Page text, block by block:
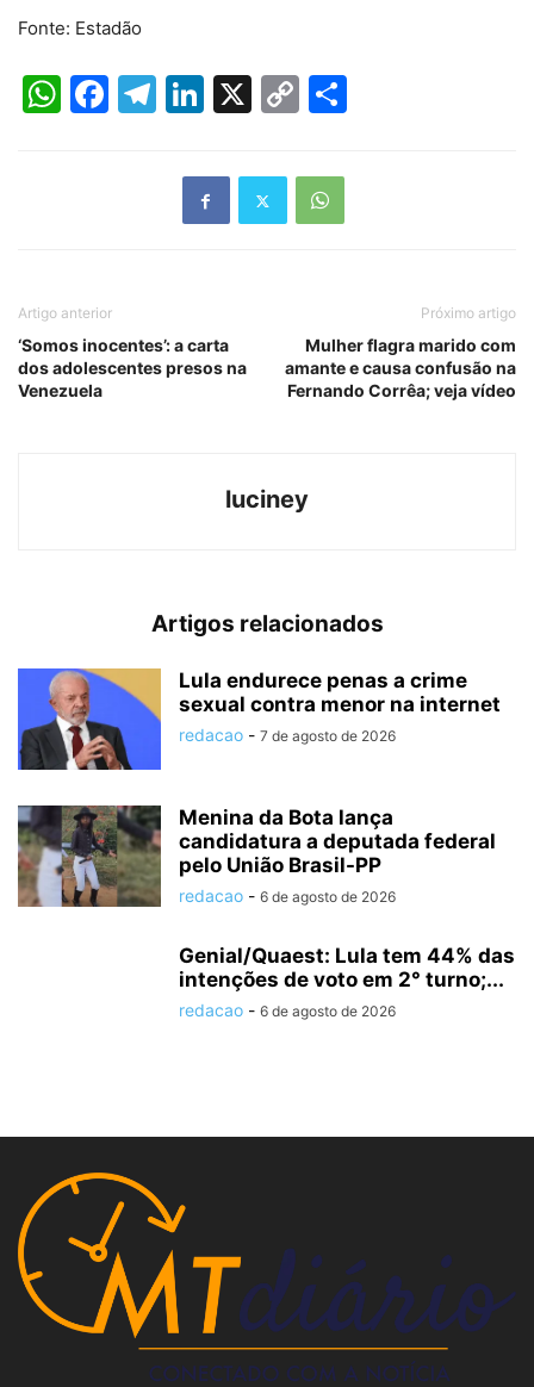
Fonte: Estadão
WhatsApp
Facebook
Telegram
LinkedIn
X
Copy
Artigo anterior
‘Somos inocentes’: a carta
dos adolescentes presos na
Venezuela
Próximo artigo
Mulher flagra marido com
amante e causa confusão na
Fernando Corrêa; veja vídeo
luciney
Artigos relacionados
Lula endurece penas a crime
sexual contra menor na internet
redacao - 7 de agosto de 2026
Menina da Bota lança
candidatura a deputada federal
pelo União Brasil-PP
redacao - 6 de agosto de 2026
Genial/Quaest: Lula tem 44% das
intenções de voto em 2° turno;...
redacao - 6 de agosto de 2026